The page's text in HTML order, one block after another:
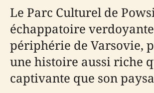
Le Parc Culturel de
échappatoire
périphérie de Varsovie,
une histoire aussi riche
captivante que son